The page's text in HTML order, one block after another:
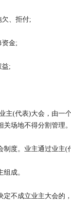
、拒付;
金;
;
(代表)大会，由一
关场地不得分割管理
度。业主通过业主(
成。
不成立业主大会的